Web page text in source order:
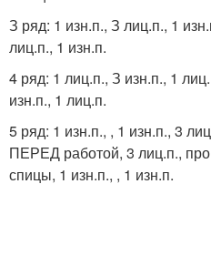
З ряд: 1 изн.п., З лиц.п., 1
лиц.п., 1 изн.п.
4 ряд: 1 лиц.п., З изн.п., 1
изн.п., 1 лиц.п.
5 ряд: 1 изн.п., , 1 изн.п., 3
ПЕРЕД работой, 3 лиц.п.,
спицы, 1 изн.п., , 1 изн.п.